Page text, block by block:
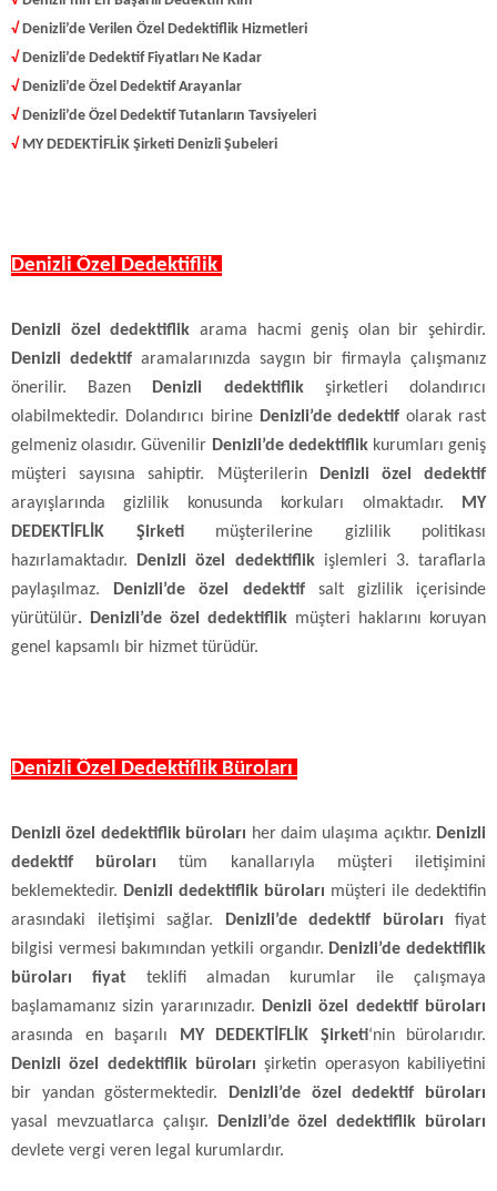
√ Denizli’de Verilen Özel Dedektiflik Hizmetleri
√ Denizli’de Dedektif Fiyatları Ne Kadar
√ Denizli’de Özel Dedektif Arayanlar
√ Denizli’de Özel Dedektif Tutanların Tavsiyeleri
√ MY DEDEKTİFLİK Şirketi Denizli Şubeleri
Denizli Özel Dedektiflik
Denizli özel dedektiflik arama hacmi geniş olan bir şehirdir.
Denizli dedektif aramalarınızda saygın bir firmayla çalışmanız
önerilir. Bazen
Denizli dedektiflik şirketleri dolandırıcı
olabilmektedir. Dolandırıcı birine Denizli’de dedektifolarak rast
gelmeniz olasıdır. Güvenilir Denizli’de dedektiflik kurumları geniş
müşteri sayısına sahiptir. Müşterilerin
Denizli özel dedektif
arayışlarında gizlilik konusunda korkuları olmaktadır.
MY
DEDEKTİFLİK Şirketimüşterilerine gizlilik politikası
hazırlamaktadır.
Denizli özel dedektiflik işlemleri 3. taraflarla
paylaşılmaz.
Denizli’de özel dedektif salt gizlilik içerisinde
yürütülür. Denizli’de özel dedektiflik müşteri haklarını koruyan
genel kapsamlı bir hizmet türüdür.
Denizli Özel Dedektiflik Büroları
Denizli özel dedektiflik büroları her daim ulaşıma açıktır. Denizli
dedektif bürolarıtüm kanallarıyla müşteri iletişimini
beklemektedir. Denizli dedektiflik büroları müşteri ile dedektifin
arasındaki iletişimi sağlar.
Denizli’de dedektif büroları fiyat
bilgisi vermesi bakımından yetkili organdır. Denizli’de dedektiflik
büroları fiyat teklifi almadan kurumlar ile çalışmaya
başlamamanız sizin yararınızadır.
Denizli özel dedektif büroları
arasında en başarılı
MY DEDEKTİFLİK Şirketi‘nin bürolarıdır.
Denizli özel dedektiflik bürolarışirketin operasyon kabiliyetini
bir yandan göstermektedir.
Denizli’de özel dedektif büroları
yasal mevzuatlarca çalışır.
Denizli’de özel dedektiflik büroları
devlete vergi veren legal kurumlardır.